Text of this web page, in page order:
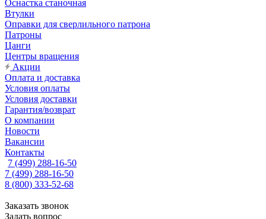
Оснастка станочная
Втулки
Оправки для сверлильного патрона
Патроны
Цанги
Центры вращения
Акции
Оплата и доставка
Условия оплаты
Условия доставки
Гарантия/возврат
О компании
Новости
Вакансии
Контакты
7 (499) 288-16-50
7 (499) 288-16-50
8 (800) 333-52-68
Заказать звонок
Задать вопрос